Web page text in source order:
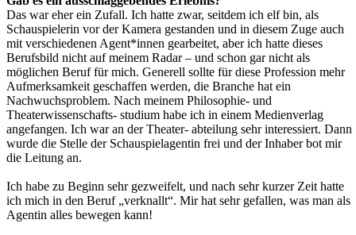
Das war eher ein Zufall. Ich hatte zwar, seitdem ich elf bin, als
Schauspielerin vor der Kamera gestanden und in diesem Zuge auch
mit verschiedenen Agent*innen gearbeitet, aber ich hatte dieses
Berufsbild nicht auf meinem Radar – und schon gar nicht als
möglichen Beruf für mich. Generell sollte für diese Profession mehr
Aufmerksamkeit geschaffen werden, die Branche hat ein
Nachwuchsproblem. Nach meinem Philosophie- und
Theaterwissenschafts- studium habe ich in einem Medienverlag
angefangen. Ich war an der Theater- abteilung sehr interessiert. Dann
wurde die Stelle der Schauspielagentin frei und der Inhaber bot mir
die Leitung an.
Ich habe zu Beginn sehr gezweifelt, und nach sehr kurzer Zeit hatte
ich mich in den Beruf „verknallt“. Mir hat sehr gefallen, was man als
Agentin alles bewegen kann!